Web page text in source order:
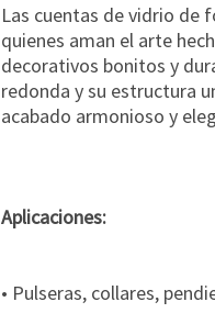
Las cuentas de vidrio de
quienes aman el arte
decorativos bonitos y
redonda y su estructura
acabado armonioso y
Aplicaciones:
• Pulseras, collares,